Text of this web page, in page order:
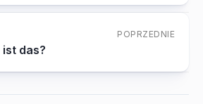
POPRZEDNIE
das?